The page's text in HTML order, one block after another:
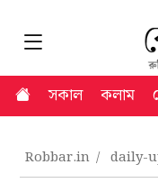
সকাল কলাম
Robbar.in daily-